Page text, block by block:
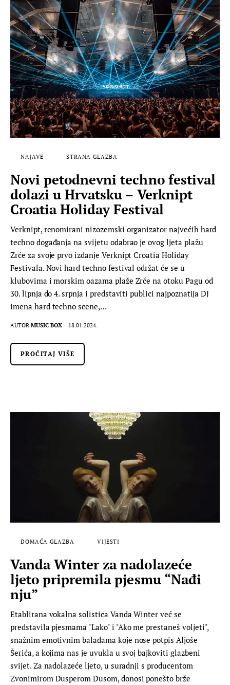
NAJAVE STRANA GLAZBA
Novi petodnevni techno festival
dolazi u Hrvatsku – Verknipt
Croatia Holiday Festival
Verknipt, renomirani nizozemski organizator najvećih hard
techno događanja na svijetu odabrao je ovog ljeta plažu
Zrće za svoje prvo izdanje Verknipt Croatia Holiday
Festivala. Novi hard techno festival održat će se u
klubovima i morskim oazama plaže Zrće na otoku Pagu od
30. lipnja do 4. srpnja i predstaviti publici najpoznatija DJ
imena hard techno scene,…
AUTOR MUSIC BOX 18.01.2024.
PROČITAJ VIŠE
DOMAĆA GLAZBA VIJESTI
Vanda Winter za nadolazeće
ljeto pripremila pjesmu “Nađi
nju”
Etablirana vokalna solistica Vanda Winter već se
predstavila pjesmama "Lako" i "Ako me prestaneš voljeti",
snažnim emotivnim baladama koje nose potpis Aljoše
Šerića, a kojima nas je uvukla u svoj bajkoviti glazbeni
svijet. Za nadolazeće ljeto, u suradnji s producentom
Zvonimirom Dusperom Dusom, donosi ponešto brže